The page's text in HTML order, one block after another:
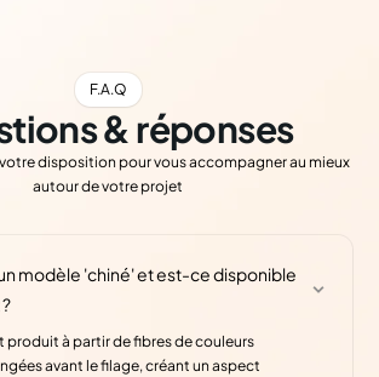
F.A.Q
& réponses
disposition pour vous accompagner au mieux
autour de votre projet
modèle 'chiné' et est-ce disponible
produit à partir de fibres de couleurs
avant le filage, créant un aspect